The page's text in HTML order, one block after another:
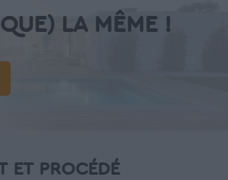
LA MÊME !
ET PROCÉDÉ